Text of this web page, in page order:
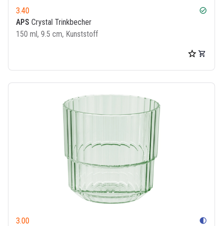
3.40 check_circle
APS Crystal Trinkbecher
150 ml, 9.5 cm, Kunststoff
3.00 contrast